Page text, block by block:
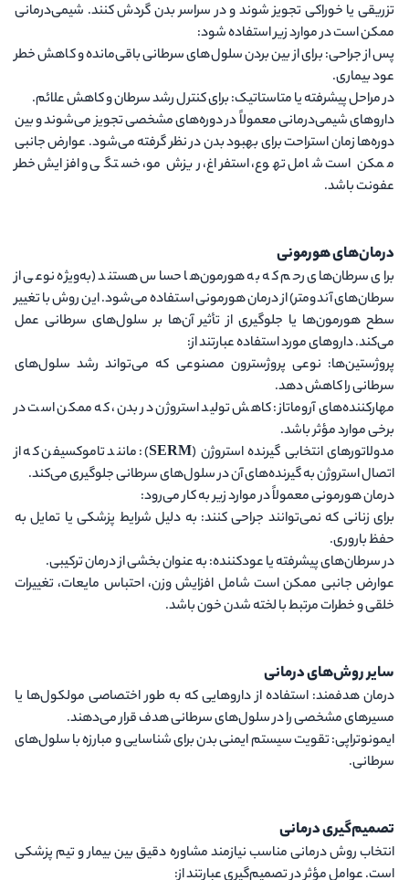
تزریقی یا خوراکی تجویز شوند و در سراسر بدن گردش کنند. شیمی‌درمانی
ممکن است در موارد زیر استفاده شود:
پس از جراحی: برای از بین بردن سلول‌های سرطانی باقی‌مانده و کاهش خطر
عود بیماری.
در مراحل پیشرفته یا متاستاتیک: برای کنترل رشد سرطان و کاهش علائم.
داروهای شیمی‌درمانی معمولاً در دوره‌های مشخصی تجویز می‌شوند و بین
دوره‌ها زمان استراحت برای بهبود بدن در نظر گرفته می‌شود. عوارض جانبی
ممکن است شامل تهوع، استفراغ، ریزش مو، خستگی و افزایش خطر
عفونت باشد.
درمان‌های هورمونی
برای سرطان‌های رحم که به هورمون‌ها حساس هستند (به‌ویژه نوعی از
سرطان‌های آندومتر) از درمان هورمونی استفاده می‌شود. این روش با تغییر
سطح هورمون‌ها یا جلوگیری از تأثیر آن‌ها بر سلول‌های سرطانی عمل
می‌کند. داروهای مورد استفاده عبارتند از:
پروژستین‌ها: نوعی پروژسترون مصنوعی که می‌تواند رشد سلول‌های
سرطانی را کاهش دهد.
مهارکننده‌های آروماتاز: کاهش تولید استروژن در بدن، که ممکن است در
برخی موارد مؤثر باشد.
مدولاتورهای انتخابی گیرنده استروژن (SERM)
: مانند تاموکسیفن که از
اتصال استروژن به گیرنده‌های آن در سلول‌های سرطانی جلوگیری می‌کند.
درمان هورمونی معمولاً در موارد زیر به کار می‌رود:
برای زنانی که نمی‌توانند جراحی کنند: به دلیل شرایط پزشکی یا تمایل به
حفظ باروری.
در سرطان‌های پیشرفته یا عودکننده: به عنوان بخشی از درمان ترکیبی.
عوارض جانبی ممکن است شامل افزایش وزن، احتباس مایعات، تغییرات
خلقی و خطرات مرتبط با لخته شدن خون باشد.
سایر روش‌های درمانی
درمان هدفمند: استفاده از داروهایی که به طور اختصاصی مولکول‌ها یا
مسیرهای مشخصی را در سلول‌های سرطانی هدف قرار می‌دهند.
ایمونوتراپی: تقویت سیستم ایمنی بدن برای شناسایی و مبارزه با سلول‌های
سرطانی.
تصمیم‌گیری درمانی
انتخاب روش درمانی مناسب نیازمند مشاوره دقیق بین بیمار و تیم پزشکی
است. عوامل مؤثر در تصمیم‌گیری عبارتند از: